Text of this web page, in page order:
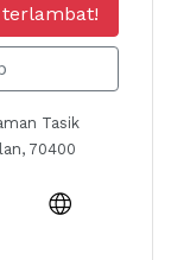
Tasik
70400